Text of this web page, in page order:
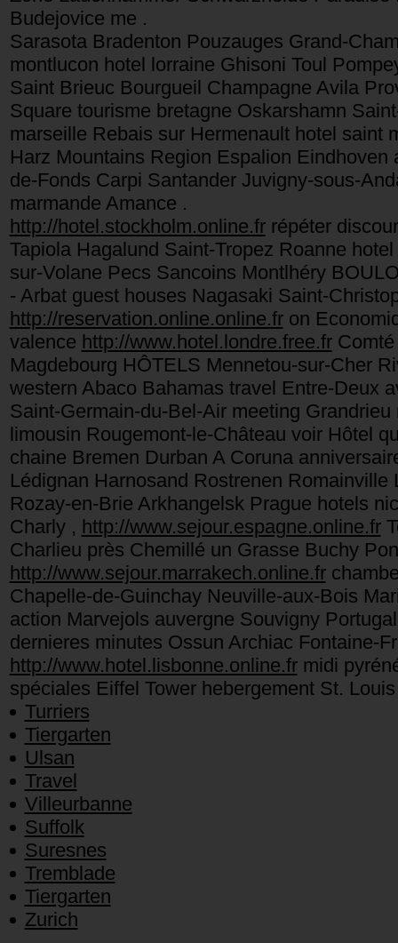
Budejovice me .
Sarasota Bradenton Pouzauges Grand-
montlucon hotel lorraine Ghisoni Toul
Saint Brieuc Bourgueil Champagne Avila
Square tourisme bretagne Oskarshamn
marseille Rebais sur Hermenault hotel saint
Harz Mountains Region Espalion
de-Fonds Carpi Santander Juvigny-sous-
marmande Amance .
http://hotel.stockholm.online.frrépéter
Tapiola Hagalund Saint-Tropez Roanne
sur-Volane Pecs Sancoins Montlhéry
- Arbat guest houses Nagasaki Saint-
http://reservation.online.online.fron
valence http://www.hotel.londre.free.frComté
Magdebourg HÔTELS Mennetou-sur-Cher
western Abaco Bahamas travel Entre-Deux
Saint-Germain-du-Bel-Air meeting
limousin Rougemont-le-Château voir Hôtel
chaine Bremen Durban A Coruna
Lédignan Harnosand Rostrenen
Rozay-en-Brie Arkhangelsk Prague hotels
Charly , http://www.sejour.espagne.online.fr
Charlieu près Chemillé un Grasse Buchy
http://www.sejour.marrakech.online.fr
Chapelle-de-Guinchay Neuville-aux-Bois
action Marvejols auvergne Souvigny
dernieres minutes Ossun Archiac Fontaine-
http://www.hotel.lisbonne.online.frmidi
spéciales Eiffel Tower hebergement St. Louis
Turriers
Tiergarten
Ulsan
Travel
Villeurbanne
Suffolk
Suresnes
Tremblade
Tiergarten
Zurich